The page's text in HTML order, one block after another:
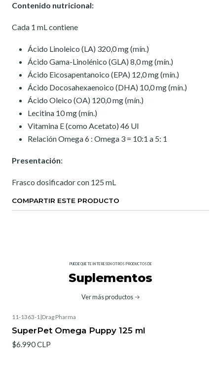
Contenido nutricional:
Cada 1 mL contiene
Ácido Linoleico (LA) 320,0 mg (mín.)
Ácido Gama-Linolénico (GLA) 8,0 mg (mín.)
Ácido Eicosapentanoico (EPA) 12,0 mg (mín.)
Ácido Docosahexaenoico (DHA) 10,0 mg (mín.)
Ácido Oleico (OA) 120,0 mg (mín.)
Lecitina 10 mg (mín.)
Vitamina E (como Acetato) 46 UI
Relación Omega 6 : Omega 3 = 10:1 a 5: 1
Presentación:
Frasco dosificador con 125 mL
COMPARTIR ESTE PRODUCTO
PUEDE QUE TE INTERESEN OTROS PRODUCTOS DE
Suplementos
Ver más productos
11-1363-1|Drag Pharma
SuperPet Omega Puppy 125 ml
$6.990 CLP